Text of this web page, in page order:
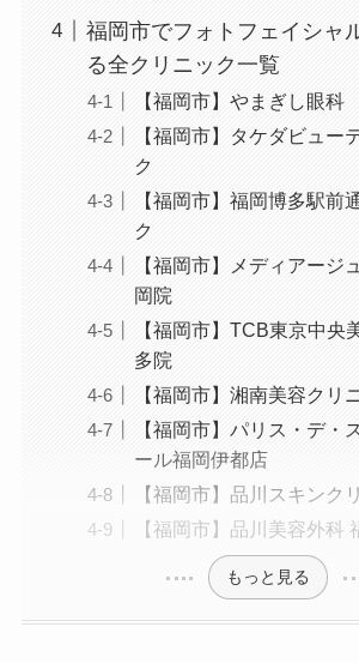
福岡市でフォトフェイシャ
る全クリニック一覧
【福岡市】やまぎし眼科
【福岡市】タケダビュー
ク
【福岡市】福岡博多駅前
ク
【福岡市】メディアージ
岡院
【福岡市】TCB東京中央
多院
【福岡市】湘南美容クリ
【福岡市】パリス・デ・
ール福岡伊都店
【福岡市】品川スキンク
【福岡市】品川美容外科
もっと見る